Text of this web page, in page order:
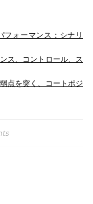
ォーマンス：シナリ
ス、コントロール、ス
点を突く、コートポジ